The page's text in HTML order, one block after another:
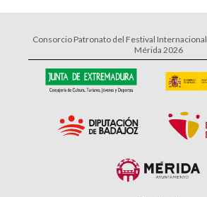
Consorcio Patronato del Festival
Mérida 2026